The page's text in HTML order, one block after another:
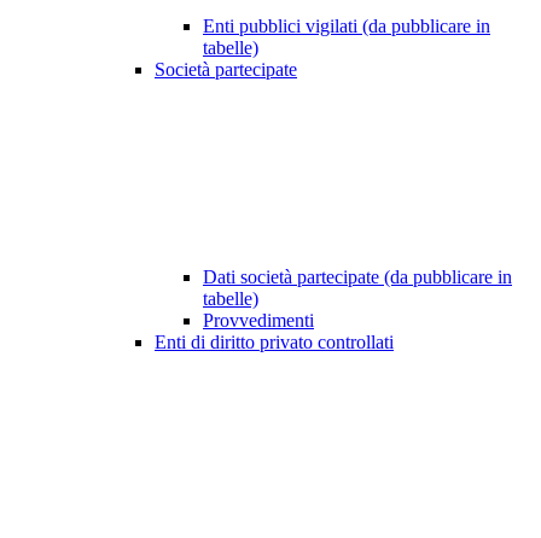
Enti pubblici vigilati (da pubblicare in
tabelle)
Società partecipate
Dati società partecipate (da pubblicare in
tabelle)
Provvedimenti
Enti di diritto privato controllati